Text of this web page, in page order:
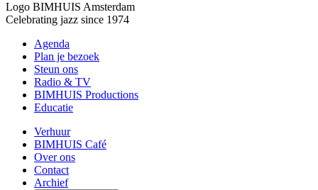
Logo BIMHUIS Amsterdam
Celebrating jazz since 1974
Agenda
Plan je bezoek
Steun ons
Radio & TV
BIMHUIS Productions
Educatie
Verhuur
BIMHUIS Café
Over ons
Contact
Archief